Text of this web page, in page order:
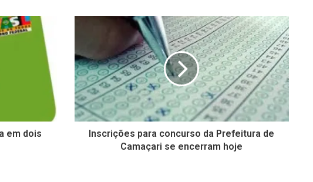
em dois
Inscrições para concurso da Prefeitura de
Camaçari se encerram hoje